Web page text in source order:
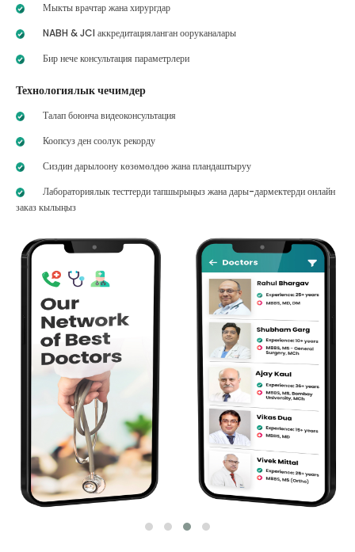
Мыкты врачтар жана хирургдар
NABH & JCI аккредитацияланган ооруканалары
Бир нече консультация параметрлери
Технологиялык чечимдер
Талап боюнча видеоконсультация
Коопсуз ден соолук рекорду
Сиздин дарылоону көзөмөлдөө жана пландаштыруу
Лабораториялык тесттерди тапшырыңыз жана дары-дармектерди онлайн
заказ кылыңыз